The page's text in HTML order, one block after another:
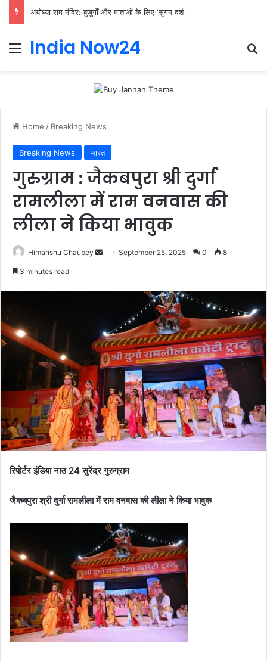
अयोध्या राम मंदिर: बुजुर्गों और माताओं के लिए ‘सुगम दर्शन’ की विशेष पहल
India Now24
Home / Breaking News
Breaking News भारत
गुरुग्राम : जैकबपुरा श्री दुर्गा
रामलीला में राम वनवास की
लीला ने किया भावुक
Himanshu Chaubey September 25, 2025 0 8
3 minutes read
रिपोर्टर इंडिया नाउ 24 सुरेंद्र गुरुग्राम
जैकबपुरा श्री दुर्गा रामलीला में राम वनवास की लीला ने किया भावुक